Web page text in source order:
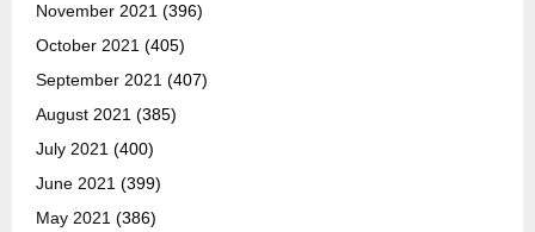
November 2021 (396)
October 2021 (405)
September 2021 (407)
August 2021 (385)
July 2021 (400)
June 2021 (399)
May 2021 (386)